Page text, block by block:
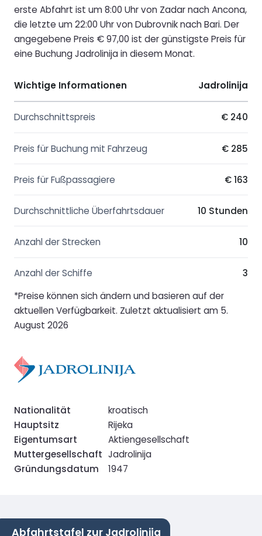
erste Abfahrt ist um 8:00 Uhr von Zadar nach Ancona,
die letzte um 22:00 Uhr von Dubrovnik nach Bari. Der
angegebene Preis € 97,00 ist der günstigste Preis für
eine Buchung Jadrolinija in diesem Monat.
Wichtige Informationen Jadrolinija
Durchschnittspreis € 240
Preis für Buchung mit Fahrzeug € 285
Preis für Fußpassagiere € 163
Durchschnittliche Überfahrtsdauer 10 Stunden
Anzahl der Strecken 10
Anzahl der Schiffe
3
*Preise können sich ändern und basieren auf der
aktuellen Verfügbarkeit. Zuletzt aktualisiert am 5.
August 2026
Nationalität
kroatisch
Hauptsitz
Rijeka
Eigentumsart
Aktiengesellschaft
Muttergesellschaft Jadrolinija
Gründungsdatum
1947
Abfahrtstafel zur Jadrolinija